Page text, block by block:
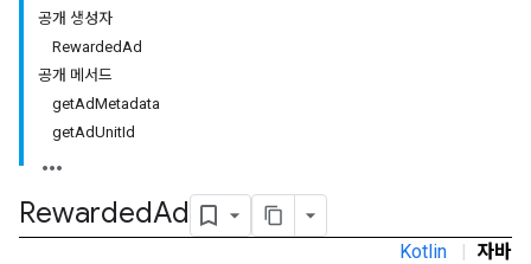
공개 생성자
RewardedAd
공개 메서드
getAdMetadata
getAdUnitId
RewardedAd
Kotlin | 자바